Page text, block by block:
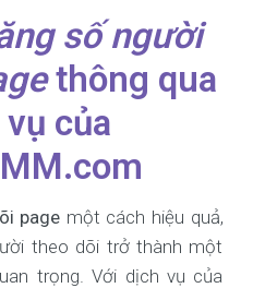
số người
thông qua
của
page một cách hiệu quả,
theo dõi trở thành một
trọng. Với dịch vụ của